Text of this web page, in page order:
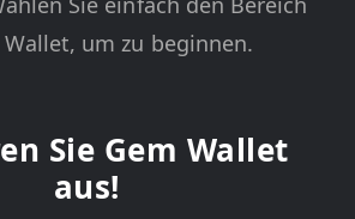
um zu beginnen.
Sie Gem Wallet
aus!